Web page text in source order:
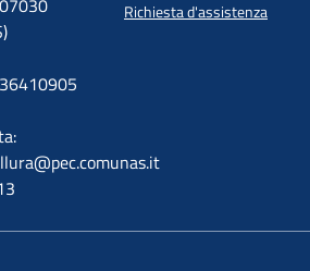
Richiesta d'assistenza